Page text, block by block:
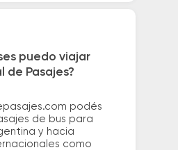
puedo viajar
de Pasajes?
podés
de bus para
y hacia
como